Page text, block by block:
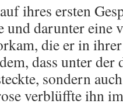
ihres ersten
und darunter eine
die er in
dass unter
sondern
verblüffte ihn